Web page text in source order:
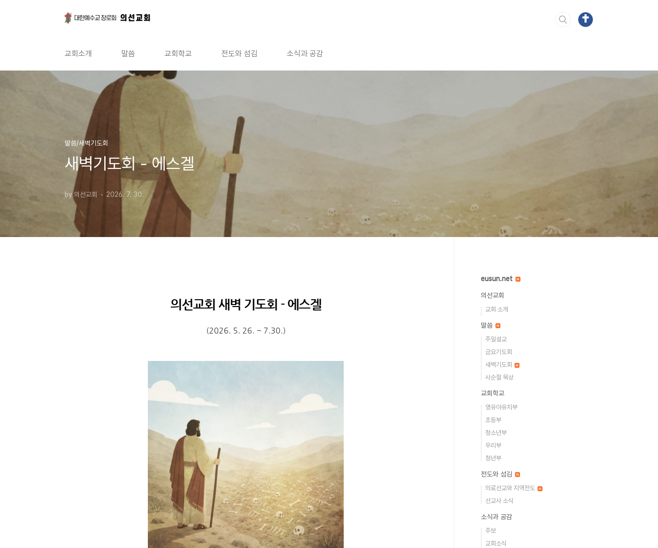
교회소개 말씀 교회학교 전도와 섬김 소식과 공감
말씀/새벽기도회
새벽기도회 - 에스겔
by 의선교회 2026. 7. 30.
의선교회 새벽 기도회 - 에스겔
(2026. 5. 26. ~ 7.30.)
eusun.net
의선교회
교회 소개
말씀
주일설교
금요기도회
새벽기도회
사순절 묵상
교회학교
영유아유치부
초등부
청소년부
우리부
청년부
전도와 섬김
의료선교와 지역전도
선교사 소식
소식과 공감
주보
교회소식